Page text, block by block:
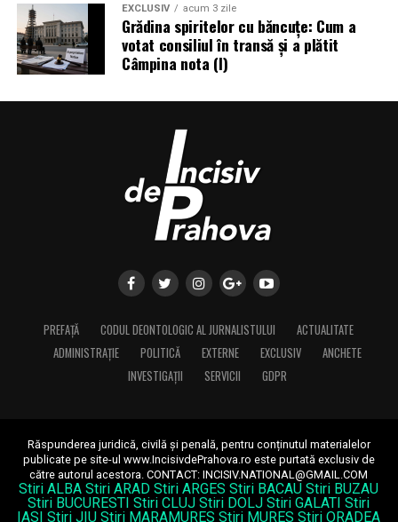
Impactul mișcării moderate
asupra metabolismului și
procesului de slabire
Mișcarea moderată și constantă are un impact profund
și subtil asupra metabolismului, transformându-l într-
un aliat eficient în procesul de slabire. În primul rând,
orice formă de activitate fizică consumă calorii. Chiar și
o plimbare rapidă de 30 de minute arde un număr
creează deficitul caloric necesar pentru pierderea în
greutate. Spre deosebire de exercițiile intense care pot
epuiza rezervele de glicogen și pot duce la senzații
puternice de foame ulterior, activitatea moderată
susține o ardere constantă de grăsimi, fără a declanșa
mecanisme compensatorii puternice.
menținerea și, uneori, la creșterea masei musculare.
Mușchii sunt țesuturi metabolic active, ceea ce înseamnă
că ei ard mai multe calorii în repaus decât țesutul
adipos. Astfel, cu cât avem mai multă masă musculară,
EXCLUSIV acum 3 zile
Grădina spiritelor cu băncuțe: Cum a
votat consiliul în transă și a plătit
Câmpina nota (I)
PREFAȚĂ CODUL DEONTOLOGIC AL JURNALISTULUI
ACTUALITATE
ADMINISTRAȚIE
POLITICĂ EXTERNE EXCLUSIV
ANCHETE
INVESTIGAȚII
SERVICII GDPR
Răspunderea juridică, civilă și penală, pentru conținutul materialelor
publicate pe site-ul www.IncisivdePrahova.ro este purtată exclusiv de
către autorul acestora.CONTACT: INCISIV.NATIONAL@GMAIL.COM
Stiri ALBA Stiri ARAD Stiri ARGES Stiri BACAU Stiri BUZAU
Stiri BUCURESTI Stiri CLUJ Stiri DOLJ Stiri GALATI Stiri
IASI Stiri JIU Stiri MARAMURES Stiri MURES Stiri ORADEA